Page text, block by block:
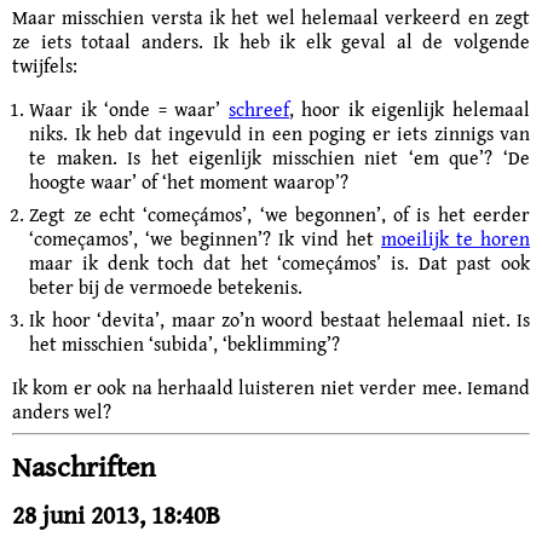
Maar misschien versta ik het wel helemaal verkeerd en zegt
ze iets totaal anders. Ik heb ik elk geval al de volgende
twijfels:
Waar ik ‘onde = waar’ schreef, hoor ik eigenlijk helemaal
niks. Ik heb dat ingevuld in een poging er iets zinnigs van
te maken. Is het eigenlijk misschien niet ‘em que’? ‘De
hoogte waar’ of ‘het moment waarop’?
Zegt ze echt ‘começámos’, ‘we begonnen’, of is het eerder
‘começamos’, ‘we beginnen’? Ik vind hetmoeilijk te horen
maar ik denk toch dat het ‘começámos’ is. Dat past ook
beter bij de vermoede betekenis.
Ik hoor ‘devita’, maar zo’n woord bestaat helemaal niet. Is
het misschien ‘subida’, ‘beklimming’?
Ik kom er ook na herhaald luisteren niet verder mee. Iemand
anders wel?
Naschriften
28 juni 2013, 18:40B